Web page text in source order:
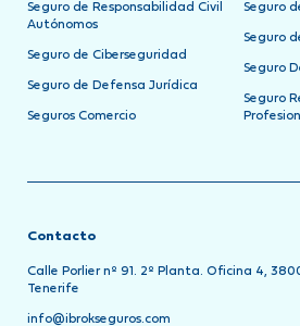
Seguro de Responsabilidad Civil
Autónomos
Seguro de Ciberseguridad
Seguro de Defensa Jurídica
Seguros Comercio
Seguro
Seguro
Seguro
Seguro
Contacto
Calle Porlier nº 91. 2º Planta. Oficina 4,
Tenerife
info@ibrokseguros.com